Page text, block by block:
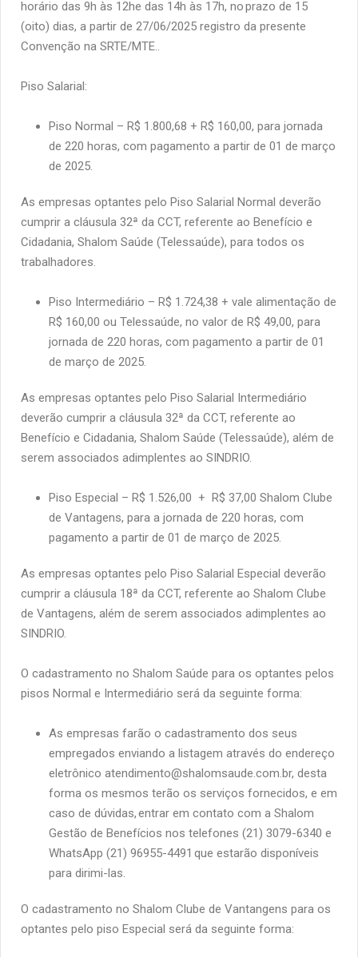
horário das 9h às 12he das 14h às 17h, no prazo de 15
(oito) dias, a partir de 27/06/2025 registro da presente
Convenção na SRTE/MTE..
Piso Salarial:
Piso Normal – R$ 1.800,68 + R$ 160,00, para jornada
de 220 horas, com pagamento a partir de 01 de março
de 2025.
As empresas optantes pelo Piso Salarial Normal deverão
cumprir a cláusula 32ª da CCT, referente ao Benefício e
Cidadania, Shalom Saúde (Telessaúde), para todos os
trabalhadores.
Piso Intermediário – R$ 1.724,38 + vale alimentação de
R$ 160,00 ou Telessaúde, no valor de R$ 49,00, para
jornada de 220 horas, com pagamento a partir de 01
de março de 2025.
As empresas optantes pelo Piso Salarial Intermediário
deverão cumprir a cláusula 32ª da CCT, referente ao
Benefício e Cidadania, Shalom Saúde (Telessaúde), além de
serem associados adimplentes ao SINDRIO.
Piso Especial – R$ 1.526,00 + R$ 37,00 Shalom Clube
de Vantagens, para a jornada de 220 horas, com
pagamento a partir de 01 de março de 2025.
As empresas optantes pelo Piso Salarial Especial deverão
cumprir a cláusula 18ª da CCT, referente ao Shalom Clube
de Vantagens, além de serem associados adimplentes ao
SINDRIO.
O cadastramento no Shalom Saúde para os optantes pelos
pisos Normal e Intermediário será da seguinte forma:
As empresas farão o cadastramento dos seus
empregados enviando a listagem através do endereço
eletrônico atendimento@shalomsaude.com.br, desta
forma os mesmos terão os serviços fornecidos, e em
caso de dúvidas, entrar em contato com a Shalom
Gestão de Benefícios nos telefones (21) 3079-6340 e
WhatsApp (21) 96955-4491 que estarão disponíveis
para dirimi-las.
O cadastramento no Shalom Clube de Vantangens para os
optantes pelo piso Especial será da seguinte forma: